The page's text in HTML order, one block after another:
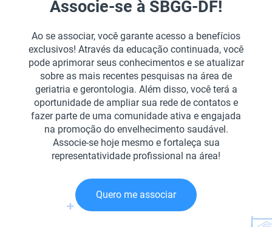
Associe-se à SBGG-DF!
Ao se associar, você garante acesso a benefícios
exclusivos! Através da educação continuada, você
pode aprimorar seus conhecimentos e se atualizar
sobre as mais recentes pesquisas na área de
geriatria e gerontologia. Além disso, você terá a
oportunidade de ampliar sua rede de contatos e
fazer parte de uma comunidade ativa e engajada
na promoção do envelhecimento saudável.
Associe-se hoje mesmo e fortaleça sua
representatividade profissional na área!
Quero me associar